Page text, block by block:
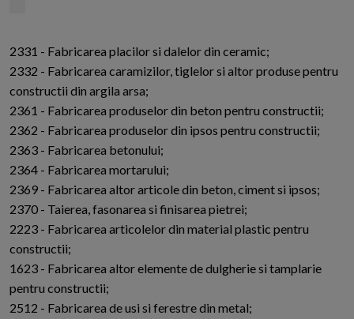
2331 - Fabricarea placilor si dalelor din ceramic;
2332 - Fabricarea caramizilor, tiglelor si altor produse pentru
constructii din argila arsa;
2361 - Fabricarea produselor din beton pentru constructii;
2362 - Fabricarea produselor din ipsos pentru constructii;
2363 - Fabricarea betonului;
2364 - Fabricarea mortarului;
2369 - Fabricarea altor articole din beton, ciment si ipsos;
2370 - Taierea, fasonarea si finisarea pietrei;
2223 - Fabricarea articolelor din material plastic pentru
constructii;
1623 - Fabricarea altor elemente de dulgherie si tamplarie
pentru constructii;
2512 - Fabricarea de usi si ferestre din metal;